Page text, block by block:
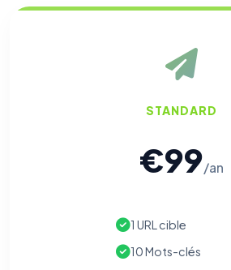
STANDARD
€99/an
1 URL cible
10 Mots-clés